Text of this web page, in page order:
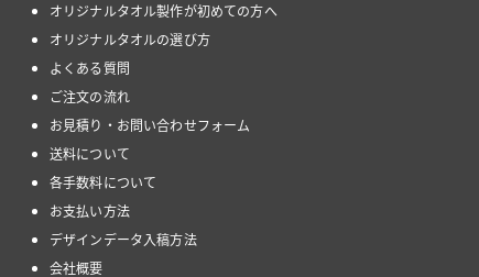
オリジナルタオル製作が初めての方へ
オリジナルタオルの選び方
よくある質問
ご注文の流れ
お見積り・お問い合わせフォーム
送料について
各手数料について
お支払い方法
デザインデータ入稿方法
会社概要